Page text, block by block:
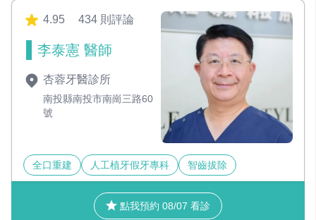
4.95 434 則評論
李泰憲 醫師
杏蓉牙醫診所
南投縣南投市南崗三路60
號
全口重建 人工植牙假牙專科 智齒拔除
點我預約 08/07 看診